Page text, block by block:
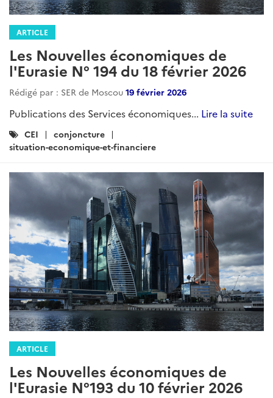
ARTICLE
Les Nouvelles économiques de
l'Eurasie N° 194 du 18 février 2026
Rédigé par : SER de Moscou 19 février 2026
Publications des Services économiques... Lire la suite
Catégories
:
CEI
conjoncture
situation-economique-et-financiere
ARTICLE
Les Nouvelles économiques de
l'Eurasie N°193 du 10 février 2026